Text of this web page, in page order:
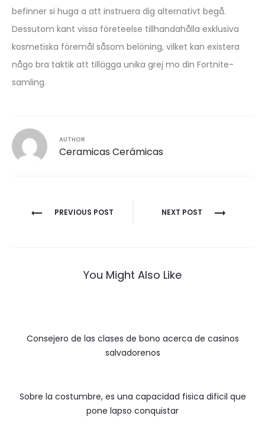
befinner si huga a att instruera dig alternativt begå.
Dessutom kant vissa företeelse tillhandahålla exklusiva
kosmetiska föremål såsom belöning, vilket kan existera
någo bra taktik att tillägga unika grej mo din Fortnite-
samling.
AUTHOR
Ceramicas Cerámicas
Navegación
PREVIOUS POST NEXT POST
You Might Also Like
Consejero de las clases de bono acerca de casinos
salvadorenos
Sobre la costumbre, es una capacidad fisica dificil que
pone lapso conquistar